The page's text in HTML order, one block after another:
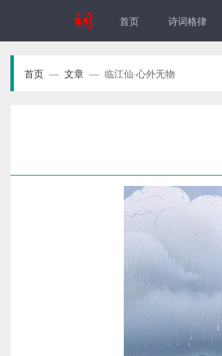
首页 诗词格律
首页 — 文章 — 临江仙·心外无物‌